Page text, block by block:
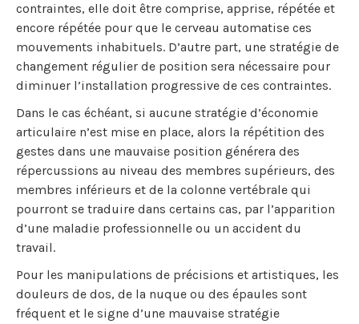
contraintes, elle doit être comprise, apprise, répétée et
encore répétée pour que le cerveau automatise ces
mouvements inhabituels. D’autre part, une stratégie de
changement régulier de position sera nécessaire pour
diminuer l’installation progressive de ces contraintes.
Dans le cas échéant, si aucune stratégie d’économie
articulaire n’est mise en place, alors la répétition des
gestes dans une mauvaise position générera des
répercussions au niveau des membres supérieurs, des
membres inférieurs et de la colonne vertébrale qui
pourront se traduire dans certains cas, par l’apparition
d’une maladie professionnelle ou un accident du
travail.
Pour les manipulations de précisions et artistiques, les
douleurs de dos, de la nuque ou des épaules sont
fréquent et le signe d’une mauvaise stratégie